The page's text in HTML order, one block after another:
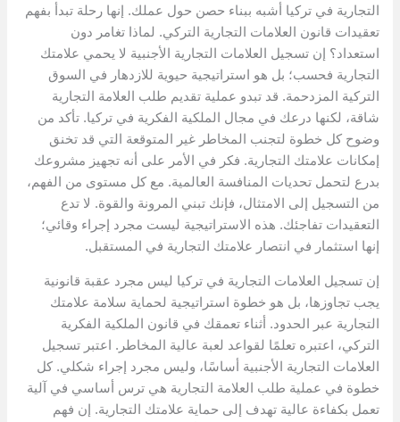
التجارية في تركيا أشبه ببناء حصن حول عملك. إنها رحلة تبدأ بفهم
تعقيدات قانون العلامات التجارية التركي. لماذا تغامر دون
استعداد؟ إن تسجيل العلامات التجارية الأجنبية لا يحمي علامتك
التجارية فحسب؛ بل هو استراتيجية حيوية للازدهار في السوق
التركية المزدحمة. قد تبدو عملية تقديم طلب العلامة التجارية
شاقة، لكنها درعك في مجال الملكية الفكرية في تركيا. تأكد من
وضوح كل خطوة لتجنب المخاطر غير المتوقعة التي قد تخنق
إمكانات علامتك التجارية. فكر في الأمر على أنه تجهيز مشروعك
بدرع لتحمل تحديات المنافسة العالمية. مع كل مستوى من الفهم،
من التسجيل إلى الامتثال، فإنك تبني المرونة والقوة. لا تدع
التعقيدات تفاجئك. هذه الاستراتيجية ليست مجرد إجراء وقائي؛
إنها استثمار في انتصار علامتك التجارية في المستقبل.
إن تسجيل العلامات التجارية في تركيا ليس مجرد عقبة قانونية
يجب تجاوزها، بل هو خطوة استراتيجية لحماية سلامة علامتك
التجارية عبر الحدود. أثناء تعمقك في قانون الملكية الفكرية
التركي، اعتبره تعلمًا لقواعد لعبة عالية المخاطر. اعتبر تسجيل
العلامات التجارية الأجنبية أساسًا، وليس مجرد إجراء شكلي. كل
خطوة في عملية طلب العلامة التجارية هي ترس أساسي في آلية
تعمل بكفاءة عالية تهدف إلى حماية علامتك التجارية. إن فهم